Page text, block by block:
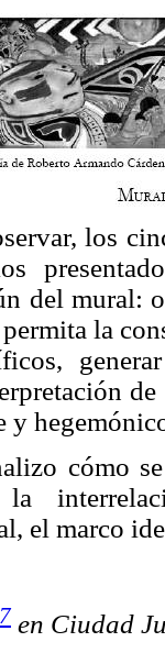
los
del mural:
la
y
cómo
la
el marco
7 en Ciudad